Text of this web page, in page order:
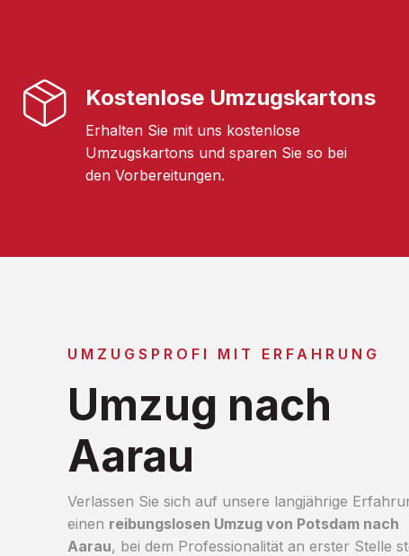
Kostenlose Umzugskartons
Erhalten Sie mit uns kostenlose
Umzugskartons und sparen Sie so bei
den Vorbereitungen.
UMZUGSPROFI MIT ERFAHRUNG
Umzug nach
Aarau
Verlassen Sie sich auf unsere langjährige
einen reibungslosen Umzug von Potsdam nach
Aarau, bei dem Professionalität an erster Stelle